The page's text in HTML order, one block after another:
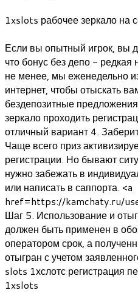
1xslots рабочее зеркало на
Если вы опытный игрок, вы
что бонус без депо - редкая
не менее, мы еженедельно
интернет, чтобы отыскать
бездепозитные
зеркало проходить
отличный вариант 4.
Чаще всего приз
регистрации. Но бывают
нужно забежать в
или написать в саппорта. <a
href=https://kamchaty.ru/
Шаг 5. Использование и
должен быть применен в
оператором срок, а
отыгран с учетом
slots 1хслотс регистрация
1xslots